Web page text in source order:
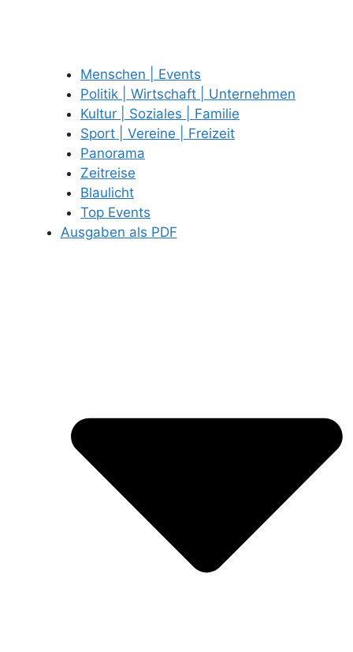
Menschen | Events
Politik | Wirtschaft | Unternehmen
Kultur | Soziales | Familie
Sport | Vereine | Freizeit
Panorama
Zeitreise
Blaulicht
Top Events
Ausgaben als PDF